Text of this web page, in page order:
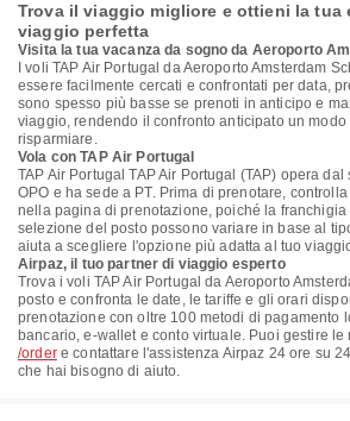
Trova il viaggio migliore e ottieni la tua
viaggio perfetta
Visita la tua vacanza da sogno da Aeroporto
I voli TAP Air Portugal da Aeroporto Amsterdam
essere facilmente cercati e confrontati per data,
sono spesso più basse se prenoti in anticipo e
viaggio, rendendo il confronto anticipato un
risparmiare.
Vola con TAP Air Portugal
TAP Air Portugal TAP Air Portugal (TAP) opera
OPO e ha sede a PT. Prima di prenotare,
nella pagina di prenotazione, poiché la
selezione del posto possono variare in base al
aiuta a scegliere l'opzione più adatta al tuo
Airpaz, il tuo partner di viaggio esperto
Trova i voli TAP Air Portugal da Aeroporto
posto e confronta le date, le tariffe e gli orari
prenotazione con oltre 100 metodi di pagamento
bancario, e-wallet e conto virtuale. Puoi gestire le
/ordere contattare l'assistenza Airpaz 24 ore su
che hai bisogno di aiuto.